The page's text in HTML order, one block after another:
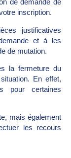
de demande de
inscription.
justificatives
et à les
de mutation.
la fermeture du
En effet,
pour certaines
mais également
les recours